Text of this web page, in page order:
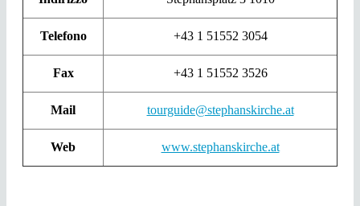
Telefono +43 1 51552 3054
Fax +43 1 51552 3526
Mail tourguide@stephanskirche.at
Web www.stephanskirche.at